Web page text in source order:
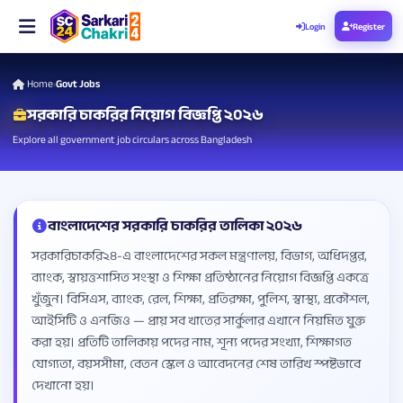
Login Register
Home›Govt Jobs
সরকারি চাকরির নিয়োগ বিজ্ঞপ্তি ২০২৬
Explore all government job circulars across Bangladesh
বাংলাদেশের সরকারি চাকরির তালিকা ২০২৬
সরকারিচাকরি২৪-এ বাংলাদেশের সকল মন্ত্রণালয়, বিভাগ, অধিদপ্তর,
ব্যাংক, স্বায়ত্তশাসিত সংস্থা ও শিক্ষা প্রতিষ্ঠানের নিয়োগ বিজ্ঞপ্তি একত্রে
খুঁজুন। বিসিএস, ব্যাংক, রেল, শিক্ষা, প্রতিরক্ষা, পুলিশ, স্বাস্থ্য, প্রকৌশল,
আইসিটি ও এনজিও — প্রায় সব খাতের সার্কুলার এখানে নিয়মিত যুক্ত
করা হয়। প্রতিটি তালিকায় পদের নাম, শূন্য পদের সংখ্যা, শিক্ষাগত
যোগ্যতা, বয়সসীমা, বেতন স্কেল ও আবেদনের শেষ তারিখ স্পষ্টভাবে
দেখানো হয়।